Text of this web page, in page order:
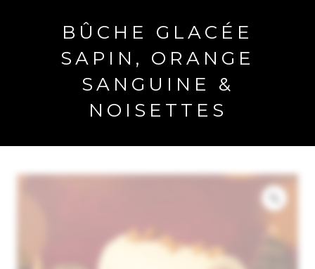
BÛCHE GLACÉE
SAPIN, ORANGE
SANGUINE &
NOISETTES